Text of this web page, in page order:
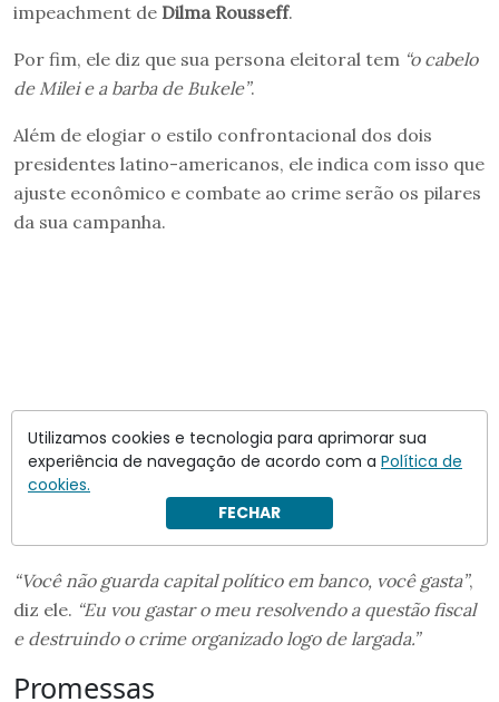
impeachment de Dilma Rousseff.
Por fim, ele diz que sua persona eleitoral tem “o cabelo
de Milei e a barba de Bukele”.
Além de elogiar o estilo confrontacional dos dois
presidentes latino-americanos, ele indica com isso que
ajuste econômico e combate ao crime serão os pilares
da sua campanha.
“Você não guarda capital político em banco, você gasta”,
diz ele. “Eu vou gastar o meu resolvendo a questão fiscal
e destruindo o crime organizado logo de largada.”
Promessas
Utilizamos cookies e tecnologia para aprimorar sua
experiência de navegação de acordo com a Política de
cookies.
FECHAR